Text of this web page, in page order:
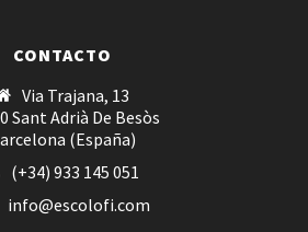
CONTACTO
Via Trajana, 13
Sant Adrià De Besòs
(España)
(+34) 933 145 051
info@escolofi.com